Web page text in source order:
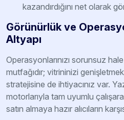
kazandırdığını net olarak
Görünürlük ve
Altyapı
Operasyonlarınızı sorunsuz
mutfağıdır; vitrininizi
stratejisine de ihtiyacınız var.
motorlarıyla tam uyumlu
satın almaya hazır alıcıların